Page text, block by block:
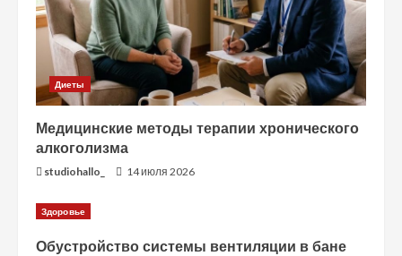
Диеты
Медицинские методы терапии хронического
алкоголизма
studiohallo_ 14 июля 2026
Здоровье
Обустройство системы вентиляции в бане